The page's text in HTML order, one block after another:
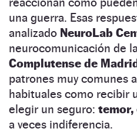
una guerra. Esas
analizado NeuroLab
neurocomunicación de la
Complutense de
patrones muy comunes
habituales como recibir
elegir un seguro: temor,
a veces indiferencia.